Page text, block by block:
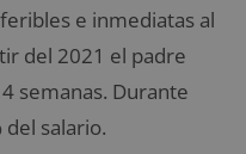
e inmediatas al
del 2021 el padre
semanas. Durante
salario.